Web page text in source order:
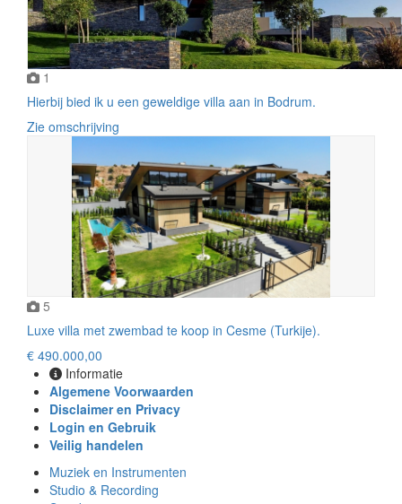
1
Hierbij bied ik u een geweldige villa aan in Bodrum.
Zie omschrijving
5
Luxe villa met zwembad te koop in Cesme (Turkije).
€ 490.000,00
Informatie
Algemene Voorwaarden
Disclaimer en Privacy
Login en Gebruik
Veilig handelen
Muziek en Instrumenten
Studio & Recording